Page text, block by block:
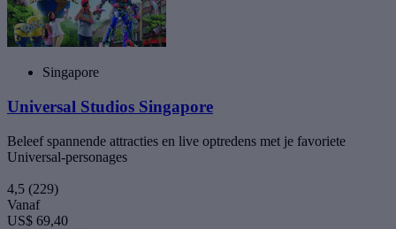
Singapore
Universal Studios Singapore
Beleef spannende attracties en live optredens met je favoriete
Universal-personages
4,5 (229)
Vanaf
US$ 69,40